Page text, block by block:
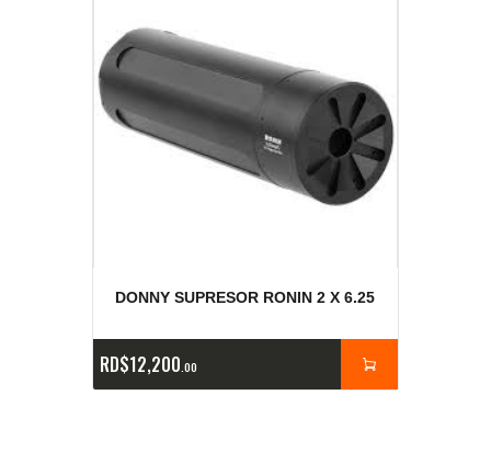
DONNY SUPRESOR RONIN 2 X 6.25
RD$12,200 00